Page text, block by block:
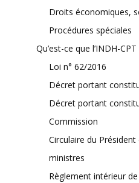
Droits économiques,
Procédures spéciales
Qu’est-ce que l’INDH-CPT
Loi n° 62/2016
Décret portant
Décret portant
Commission
Circulaire du Président
ministres
Règlement intérieur